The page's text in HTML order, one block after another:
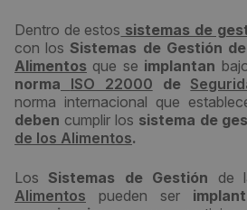
Dentro de estos sistemas de
con losSistemas de Gestión
Alimentos que se implantan
norma
ISO 22000 de
norma internacional que
deben cumplir los sistema de
de los Alimentos.
Los Sistemas de Gestión de
Alimentos
pueden ser